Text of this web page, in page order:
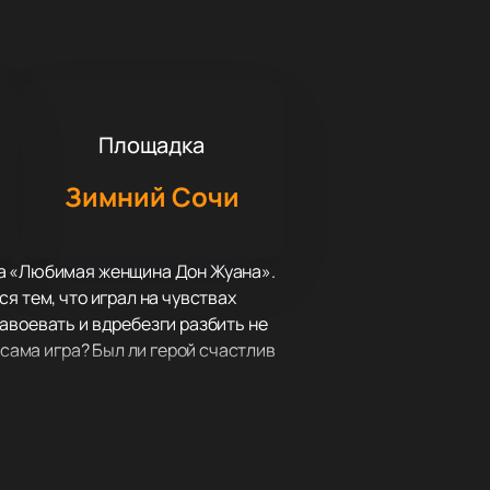
Площадка
Зимний Сочи
«Любимая женщина Дон Жуана».
тем, что играл на чувствах
и вдребезги разбить не
игра? Был ли герой счастлив
была создана по пьесе